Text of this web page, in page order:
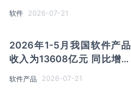
口同比增长12.8%
软件 2026-07-21
2026年1-5月我国软件产品
收入为13608亿元 同比增长
6.9%
软件产品 2026-07-21